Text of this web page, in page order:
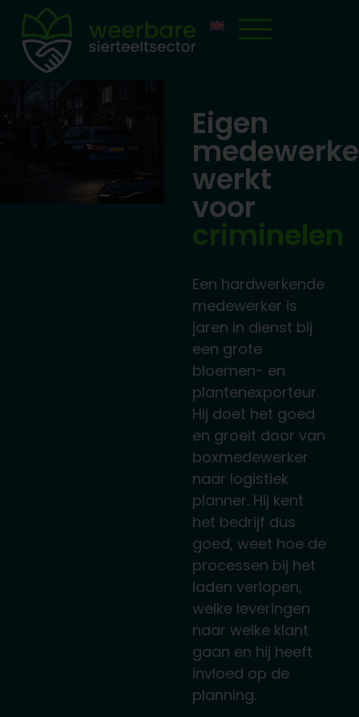
Eigen
werkt
voor
criminelen
Een hardwerkende
medewerker is
jaren in dienst bij
een grote
bloemen- en
plantenexporteur.
Hij doet het goed
en groeit door van
boxmedewerker
naar logistiek
planner. Hij kent
het bedrijf dus
goed, weet hoe de
processen bij het
laden verlopen,
welke leveringen
naar welke klant
gaan en hij heeft
invloed op de
planning.